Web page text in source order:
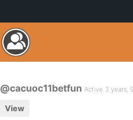
@cacuoc11betfun Active 3 years,
View